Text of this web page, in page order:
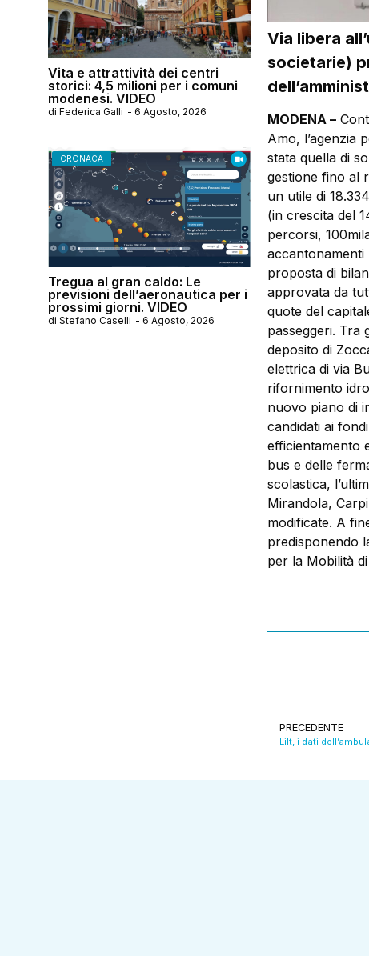
Vita e attrattività dei centri
storici: 4,5 milioni per i comuni
modenesi. VIDEO
di Federica Galli - 6 Agosto, 2026
CRONACA
Tregua al gran caldo: Le
previsioni dell’aeronautica per i
prossimi giorni. VIDEO
di Stefano Caselli - 6 Agosto, 2026
Via libera
societarie)
MODENA –
Amo, l’agenzia
stata quella di
gestione fino al
un utile di
(in crescita del
percorsi,
accantonamenti
proposta di
approvata da
quote del
passeggeri. Tra
deposito di
elettrica di via
rifornimento
nuovo piano di
candidati ai
efficientamento
bus e delle
scolastica,
Mirandola,
modificate. A
predisponendo
per la Mobilità
PRECEDENTE